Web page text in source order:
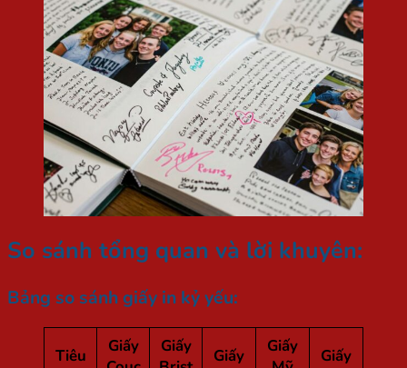
So sánh tổng quan và lời khuyên:
Bảng so sánh giấy in kỷ yếu:
Tiêu
Giấy
Giấy
Giấy
Giấy
Giấy